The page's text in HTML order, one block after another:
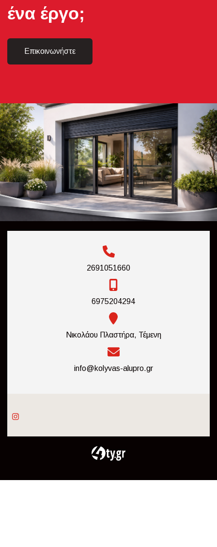
ένα έργο;
Επικοινωνήστε
2691051660
6975204294
Νικολάου Πλαστήρα, Τέμενη
info@kolyvas-alupro.gr